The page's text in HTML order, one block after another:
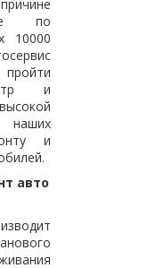
по
10000
и
и
авто